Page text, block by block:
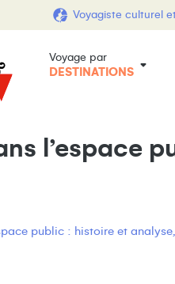
Voyagiste culturel
Voyage par
DESTINATIONS
l’espace
public : histoire et